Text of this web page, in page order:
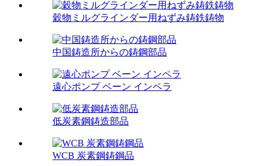
穀物ミルグラインダー用ねずみ鋳鉄鋳物
中国鋳造所からの鋳鋼部品
遠心ポンプ ベーン インペラ
低炭素鋼鋳造部品
WCB 炭素鋼鋳鋼品